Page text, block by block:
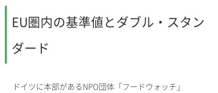
EU圏内の基準値とダブル・スタン
ダード
ドイツに本部があるNPO団体「フードウォッチ」